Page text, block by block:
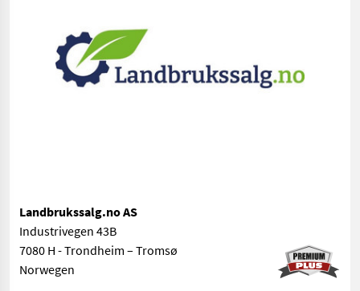
Landbrukssalg.no AS
Industrivegen 43B
7080 H - Trondheim – Tromsø
Norwegen